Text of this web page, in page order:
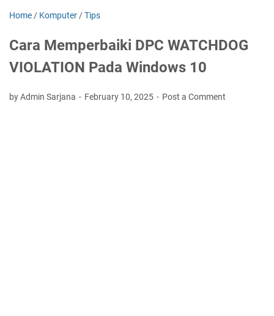
Home / Komputer /Tips
Cara Memperbaiki DPC WATCHDOG
VIOLATION Pada Windows 10
by Admin Sarjana February 10, 2025 Post a Comment